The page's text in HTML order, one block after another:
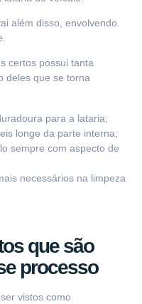
além disso, envolvendo
certos possui tanta
deles que se torna
para a lataria;
longe da parte interna;
sempre com aspecto de
necessários na limpeza
que são
processo
vistos como